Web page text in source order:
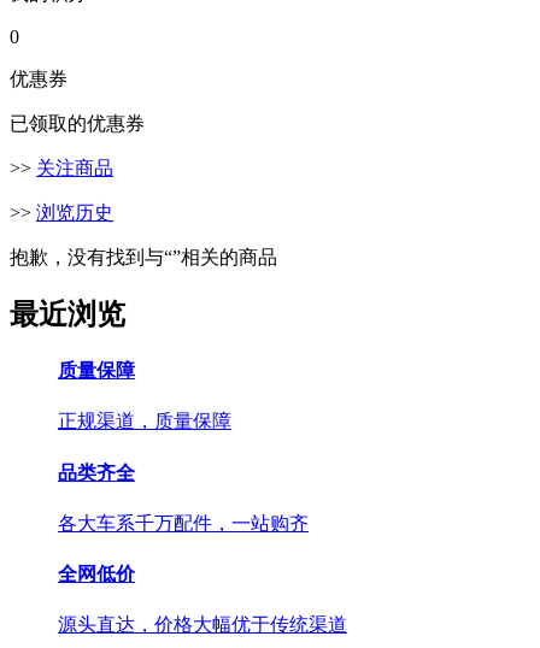
0
优惠券
已领取的优惠券
>> 关注商品
>> 浏览历史
抱歉，没有找到与“”相关的商品
最近浏览
质量保障
正规渠道，质量保障
品类齐全
各大车系千万配件，一站购齐
全网低价
源头直达，价格大幅优于传统渠道